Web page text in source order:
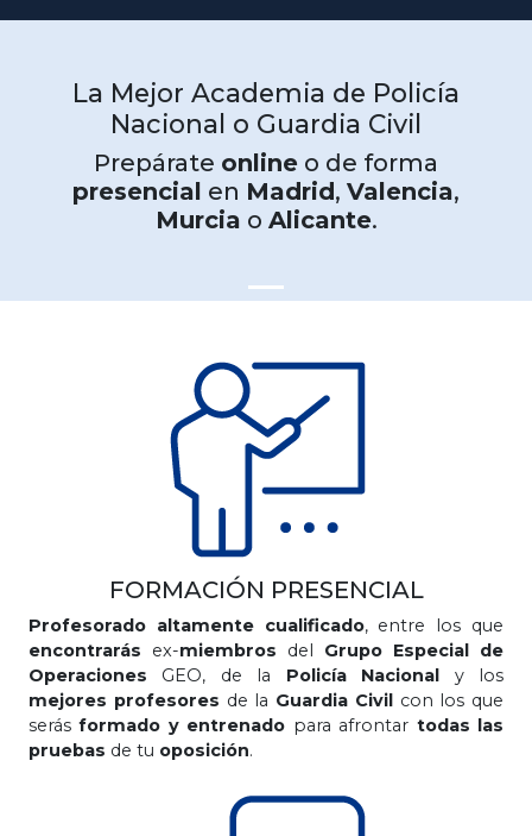
La Mejor Academia de Policía
Nacional o Guardia Civil
Prepárate online o de forma
presencial en Madrid, Valencia,
Murcia o Alicante.
FORMACIÓN PRESENCIAL
Profesorado altamente cualificado, entre los que
encontrarás ex-miembros del Grupo Especial de
Operaciones GEO, de la Policía Nacional y los
mejores profesores de la Guardia Civilcon los que
serásformado y entrenado para afrontar todas las
pruebas de tu oposición.